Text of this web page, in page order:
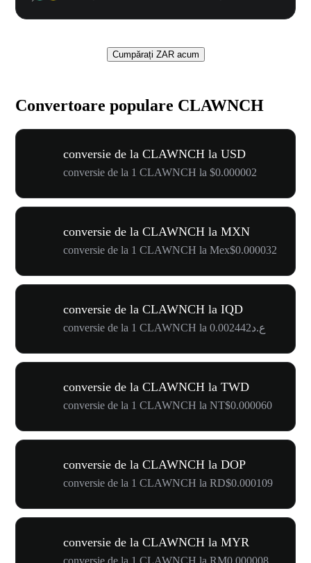
Cumpărați ZAR acum
Convertoare populare CLAWNCH
conversie de la CLAWNCH la USD
conversie de la 1 CLAWNCH la $0.000002
conversie de la CLAWNCH la MXN
conversie de la 1 CLAWNCH la Mex$0.000032
conversie de la CLAWNCH la IQD
conversie de la 1 CLAWNCH la ع.د0.002442
conversie de la CLAWNCH la TWD
conversie de la 1 CLAWNCH la NT$0.000060
conversie de la CLAWNCH la DOP
conversie de la 1 CLAWNCH la RD$0.000109
conversie de la CLAWNCH la MYR
conversie de la 1 CLAWNCH la RM0.000008